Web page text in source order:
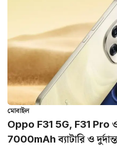
মোবাইল
Oppo F31 5G, F31 Pro
7000mAh ব্যাটারি ও